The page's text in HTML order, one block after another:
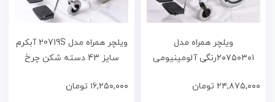
ویلچر همراه مدل
۲۰۷۵۰۳۰۱رنگی آلومینیومی
اینچ جلوتوپر کد ۲۰۷۵۰۳۰۱
۲۴,۸۷۵,۰۰۰ تومان
ویلچر همراه مدل 20719S آبکرم
سایز 43 دسته شکن چرخ
20719004 ۱۶,۲۵۰,۰۰۰ تومان